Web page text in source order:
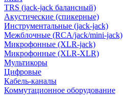
TRS (jack-jack балансный)
Акустические (спикерные)
Инструментальные (jack-jack)
Межблочные (RCA/jack/mini-jack)
Микрофонные (XLR-jack)
Микрофонные (XLR-XLR)
Мультикоры
Цифровые
Кабель-каналы
Коммутационное оборудование